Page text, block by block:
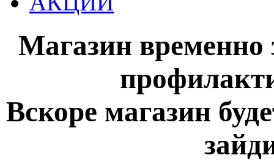
Магазин
Вскоре магазин